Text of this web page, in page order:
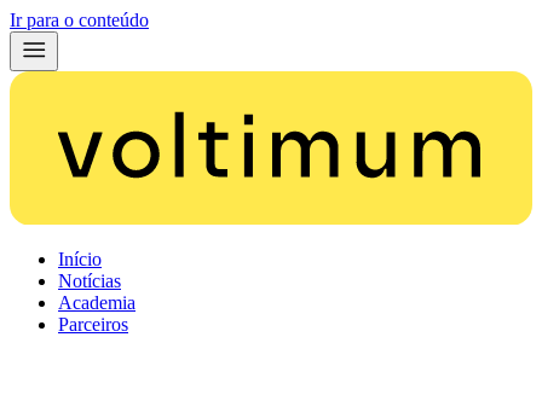
Ir para o conteúdo
Início
Notícias
Academia
Parceiros